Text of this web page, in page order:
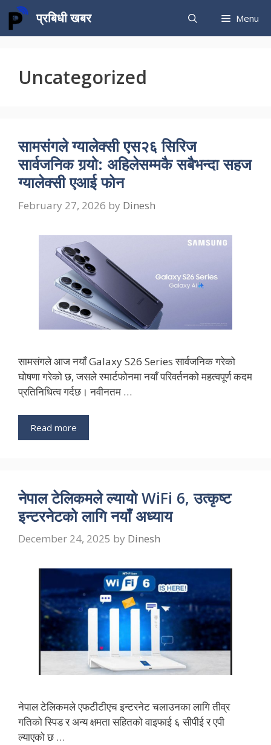
Skip
content
प्रबिधी खबर Menu
Uncategorized
सामसंगले ग्यालेक्सी एस२६ सिरिज
सार्वजनिक गर्‍यो: अहिलेसम्मकै सबैभन्दा सहज
ग्यालेक्सी एआई फोन
February 27, 2026 by Dinesh
सामसंगले आज नयाँ Galaxy S26 Series सार्वजनिक गरेको
घोषणा गरेको छ, जसले स्मार्टफोनमा नयाँ परिवर्तनको महत्वपूर्ण कदम
प्रतिनिधित्व गर्दछ। नवीनतम …
Read more
नेपाल टेलिकमले ल्यायो WiFi 6, उत्कृष्ट
इन्टरनेटको लागि नयाँ अध्याय
December 24, 2025 by Dinesh
नेपाल टेलिकमले एफटीटीएच इन्टरनेट चलाउनका लागि तीव्र
गतिको स्पिड र अन्य क्षमता सहितको वाइफाई ६ सीपीई र एपी
ल्याएको छ …